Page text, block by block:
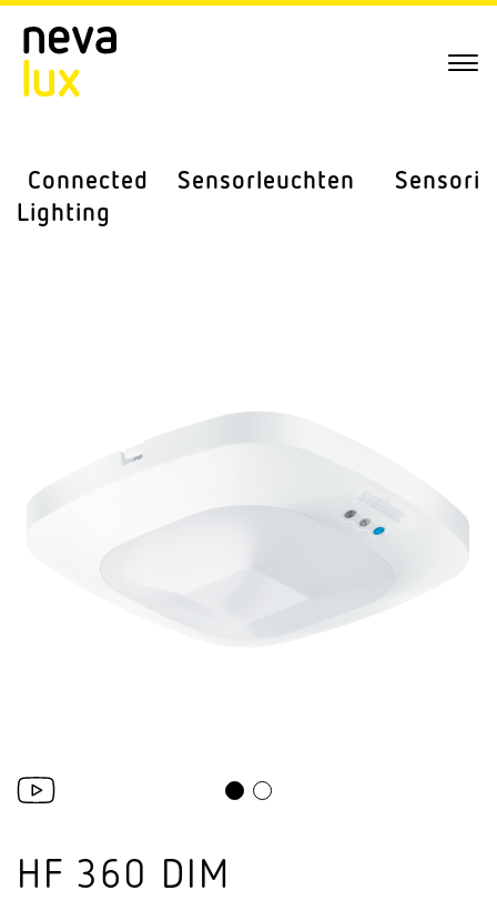
Connected
Lighting
Sensor­leuchten Sensorik
HF 360 DIM